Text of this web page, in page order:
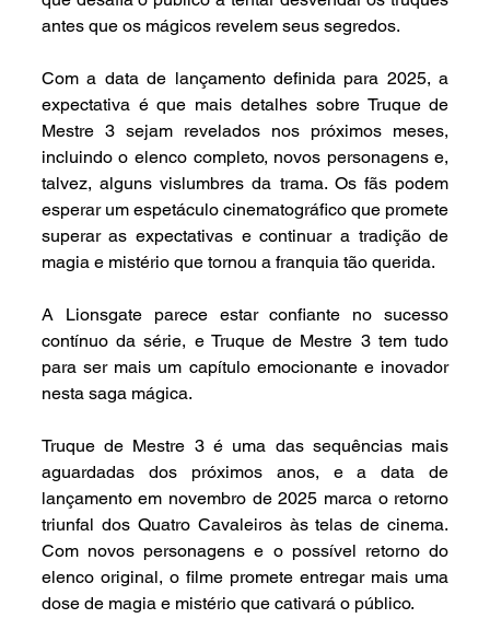
antes que os mágicos revelem seus segredos.
Com a data de lançamento definida para 2025, a
expectativa é que mais detalhes sobre Truque de
Mestre 3 sejam revelados nos próximos meses,
incluindo o elenco completo, novos personagens e,
talvez, alguns vislumbres da trama. Os fãs podem
esperar um espetáculo cinematográfico que promete
superar as expectativas e continuar a tradição de
magia e mistério que tornou a franquia tão querida.
A Lionsgate parece estar confiante no sucesso
contínuo da série, e Truque de Mestre 3 tem tudo
para ser mais um capítulo emocionante e inovador
nesta saga mágica.
Truque de Mestre 3 é uma das sequências mais
aguardadas dos próximos anos, e a data de
lançamento em novembro de 2025 marca o retorno
triunfal dos Quatro Cavaleiros às telas de cinema.
Com novos personagens e o possível retorno do
elenco original, o filme promete entregar mais uma
dose de magia e mistério que cativará o público.